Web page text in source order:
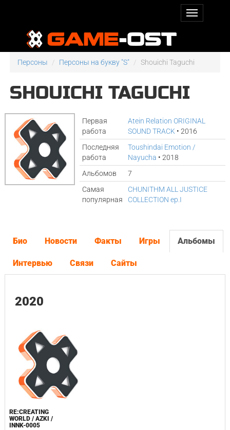
Персоны Персоны на букву "S" Shouichi Taguchi
SHOUICHI TAGUCHI
Первая
работа
Atein Relation ORIGINAL
SOUND TRACK • 2016
Последняя
работа
Toushindai Emotion /
Nayucha • 2018
Альбомов
7
Самая
популярная
CHUNITHM ALL JUSTICE
COLLECTION ep.I
Био Новости Факты Игры Альбомы
Интервью Связи Сайты
2020
RE:CREATING
WORLD / AZKI /
INNK-0005